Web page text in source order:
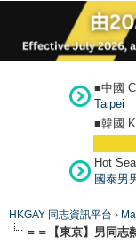
■中國
Taipei
■韓國
Hot
國泰男
HKGAY 同志資訊平台 ›
＝＝【東京】男同